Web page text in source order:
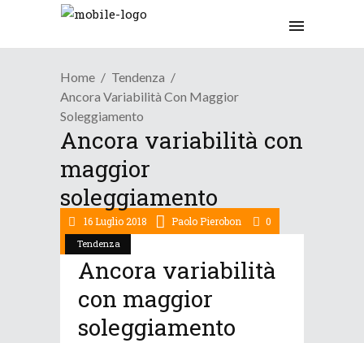
Home
Tendenza
Ancora Variabilità Con Maggior
Soleggiamento
Ancora variabilità con
maggior
soleggiamento
Tendenza
16 Luglio 2018 Paolo Pierobon 0
Ancora variabilità
con maggior
soleggiamento